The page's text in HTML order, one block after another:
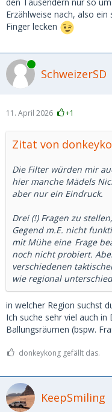
Erzählweise nach, also
Finger lecken
Online
SchweizerSD
11. April 2026 +1
Zitat von
Die Filter würden mir
hier manche Mädels
aber nur ein Eindruck.
Drei (!) Fragen zu
Gegend m.E. nicht
mit Mühe eine Frage
noch nicht probiert.
verschiedenen
wie regional
in welcher Region suchst
Ich suche sehr viel auch
Ballungsräumen (bspw.
donkeykong gefällt das.
KeepSmiling